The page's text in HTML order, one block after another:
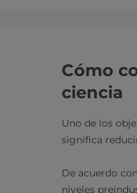
Cómo
ciencia
Uno de los
significa
De acuerdo
niveles